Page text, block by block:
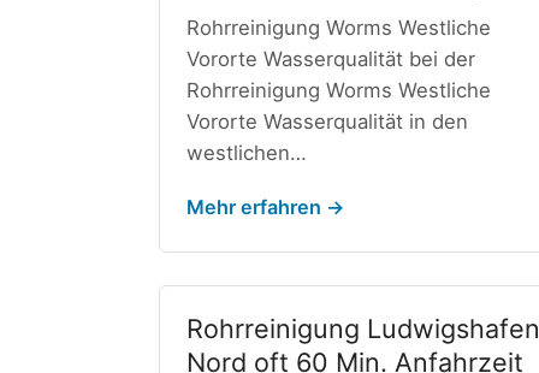
Rohrreinigung Worms Westliche
Vororte Wasserqualität bei der
Rohrreinigung Worms Westliche
Vororte Wasserqualität in den
westlichen…
Mehr erfahren →
Rohrreinigung Ludwigshafen
Nord oft 60 Min. Anfahrzeit